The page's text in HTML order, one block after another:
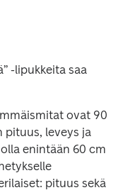
-lipukkeita saa
ovat 90
pituus, leveys ja
enintään 60 cm
pituus sekä